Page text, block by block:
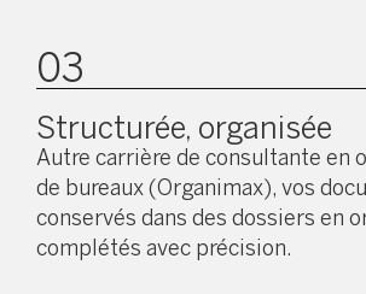
03
Structurée, organisée
Autre carrière de consultante en
de bureaux (Organimax), vos
conservés dans des dossiers en
complétés avec précision.